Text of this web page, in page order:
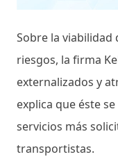
Sobre la
riesgos, la firma
externalizados y
explica que éste
servicios más
transportistas.